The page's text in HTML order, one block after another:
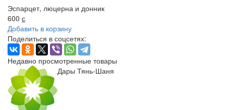
Эспарцет, люцерна и донник
600 с
Добавить в корзину
Поделиться в соцсетях:
Недавно просмотренные товары
Дары Тянь-Шаня